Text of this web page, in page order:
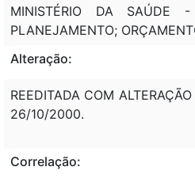
MINISTÉRIO DA SAÚDE
PLANEJAMENTO;
Alteração:
REEDITADA COM
26/10/2000.
Correlação: